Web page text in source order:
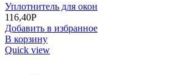
Уплотнитель для окон
116,40Р
Добавить в избранное
В корзину
Quick view